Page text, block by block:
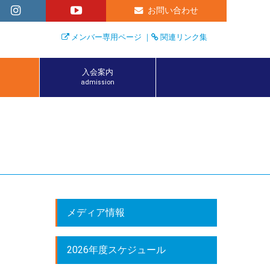
お問い合わせ
メンバー専用ページ ｜ 関連リンク集
入会案内
admission
メディア情報
2026年度スケジュール